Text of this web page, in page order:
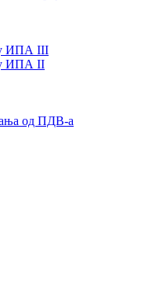
ИПА III
ИПА II
од ПДВ-а